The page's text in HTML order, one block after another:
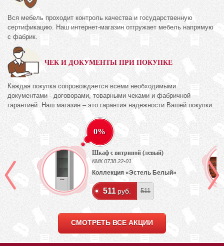
Вся мебель проходит контроль качества и государственную
сертификацию. Наш интернет-магазин отгружает мебель напрямую
с фабрик.
ЧЕК И ДОКУМЕНТЫ ПРИ ПОКУПКЕ
Каждая покупка сопровождается всеми необходимыми
документами - договорами, товарными чеками и фабричной
гарантией. Наш магазин – это гарантия надежности Вашей покупки.
0%
Шкаф с витриной (левый)
КМК 0738.22-01
Коллекция «Эстель Белый»
511 руб. 511
СМОТРЕТЬ ВСЕ АКЦИИ